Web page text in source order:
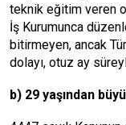
teknik eğitim veren
İş Kurumunca
bitirmeyen, ancak
dolayı, otuz ay
b) 29 yaşından